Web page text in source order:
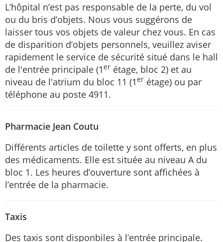
L’hôpital n’est pas responsable de la perte, du vol
ou du bris d’objets. Nous vous suggérons de
laisser tous vos objets de valeur chez vous. En cas
de disparition d’objets personnels, veuillez aviser
rapidement le service de sécurité situé dans le hall
de l'entrée principale (1er étage, bloc 2) et au
niveau de l'atrium du bloc 11 (1er étage) ou par
téléphone au poste 4911.
Pharmacie Jean Coutu
Différents articles de toilette y sont offerts, en plus
des médicaments. Elle est située au niveau A du
bloc 1. Les heures d’ouverture sont affichées à
l’entrée de la pharmacie.
Taxis
Des taxis sont disponbiles à l’entrée principale.